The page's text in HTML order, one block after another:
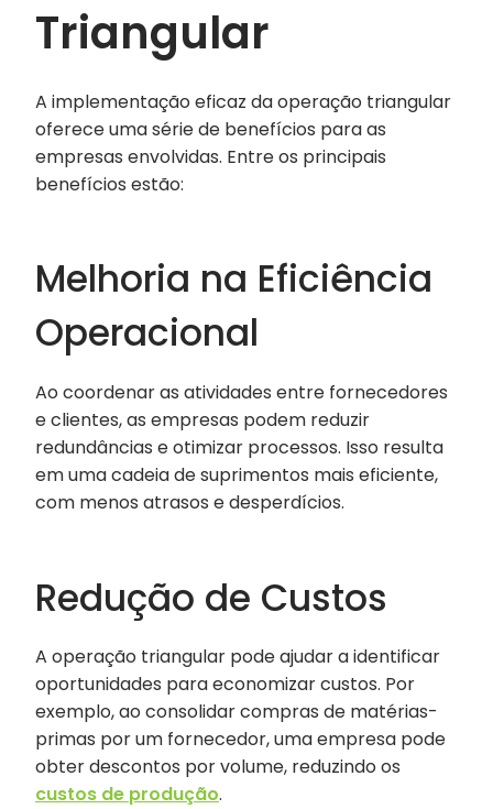
Triangular
A implementação eficaz da operação triangular
oferece uma série de benefícios para as
empresas envolvidas. Entre os principais
benefícios estão:
Melhoria na Eficiência
Operacional
Ao coordenar as atividades entre fornecedores
e clientes, as empresas podem reduzir
redundâncias e otimizar processos. Isso resulta
em uma cadeia de suprimentos mais eficiente,
com menos atrasos e desperdícios.
Redução de Custos
A operação triangular pode ajudar a identificar
oportunidades para economizar custos. Por
exemplo, ao consolidar compras de matérias-
primas por um fornecedor, uma empresa pode
obter descontos por volume, reduzindo os
custos de produção.